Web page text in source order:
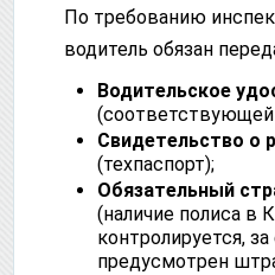
По требованию
водитель обязан
Водительское
(соответствующей
Свидетельство о
(техпаспорт);
Обязательный
(наличие полиса в
контролируется,
предусмотрен